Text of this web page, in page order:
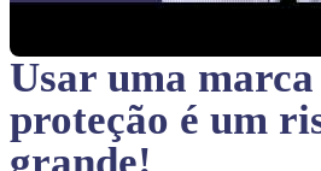
Usar uma marca
proteção é um